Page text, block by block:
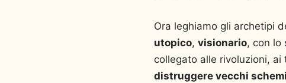
Ora leghiamo gli archetipi
utopico, visionario, con lo
collegato alle rivoluzioni,
distruggere vecchi